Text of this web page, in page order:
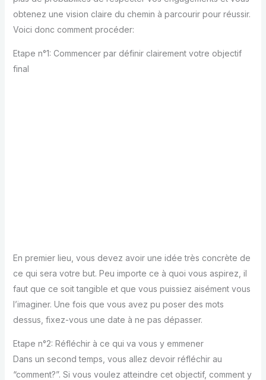
obtenez une vision claire du chemin à parcourir pour réussir.
Voici donc comment procéder:
Etape n°1: Commencer par définir clairement votre objectif
final
En premier lieu, vous devez avoir une idée très concrète de
ce qui sera votre but. Peu importe ce à quoi vous aspirez, il
faut que ce soit tangible et que vous puissiez aisément vous
l’imaginer. Une fois que vous avez pu poser des mots
dessus, fixez-vous une date à ne pas dépasser.
Etape n°2: Réfléchir à ce qui va vous y emmener
Dans un second temps, vous allez devoir réfléchir au
“comment?”. Si vous voulez atteindre cet objectif, comment y